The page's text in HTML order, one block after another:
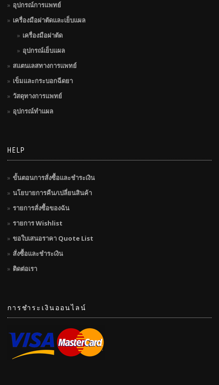
อุปกรณ์การแพทย์
เครื่องมือผ่าตัดและเย็บแผล
เครื่องมือผ่าตัด
อุปกรณ์เย็บแผล
สแตนเลสทางการแพทย์
เข็มและกระบอกฉีดยา
วัสดุทางการแพทย์
อุปกรณ์ทำแผล
HELP
ขั้นตอนการสั่งซื้อและชำระเงิน
นโยบายการคืน/เปลี่ยนสินค้า
รายการสั่งซื้อของฉัน
รายการ Wishlist
ขอใบเสนอราคา Quote List
สั่งซื้อและชำระเงิน
ติดต่อเรา
การชำระเงินออนไลน์